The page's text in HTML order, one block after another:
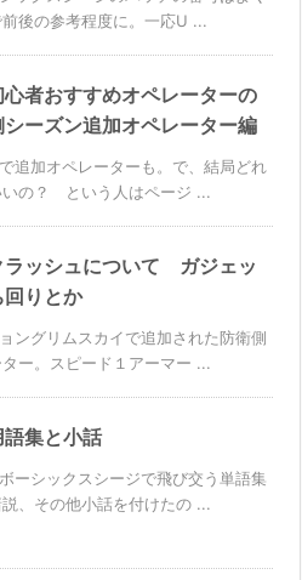
後の参考程度に。一応U ...
心者おすすめオペレーターの
ーズン追加オペレーター編
追加オペレーターも。で、結局どれ
いの？ という人はページ ...
ラッシュについて ガジェッ
回りとか
ングリムスカイで追加された防衛側
ー。スピード１アーマー ...
語集と小話
ーシックスシージで飛び交う単語集
、その他小話を付けたの ...